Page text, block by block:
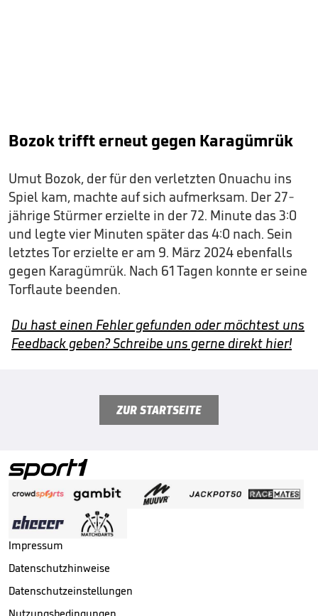
Bozok trifft erneut gegen Karagümrük
Umut Bozok, der für den verletzten Onuachu ins
Spiel kam, machte auf sich aufmerksam. Der 27-
jährige Stürmer erzielte in der 72. Minute das 3:0
und legte vier Minuten später das 4:0 nach. Sein
letztes Tor erzielte er am 9. März 2024 ebenfalls
gegen Karagümrük. Nach 61 Tagen konnte er seine
Torflaute beenden.
Du hast einen Fehler gefunden oder möchtest uns
Feedback geben? Schreibe uns gerne direkt hier!
ZUR STARTSEITE
Impressum
Datenschutzhinweise
Datenschutzeinstellungen